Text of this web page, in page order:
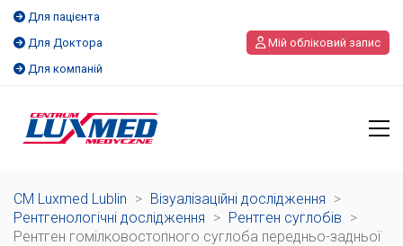
Для пацієнта
Для Доктора
Для компаній
Мій обліковий запис
CM Luxmed Lublin > Візуалізаційні дослідження >
Рентгенологічні дослідження > Рентген суглобів >
Рентген гомілковостопного суглоба передньо-задньої